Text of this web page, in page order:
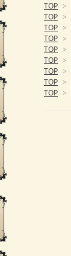
TOP >
TOP >
TOP >
TOP >
TOP >
TOP >
TOP >
TOP >
TOP >